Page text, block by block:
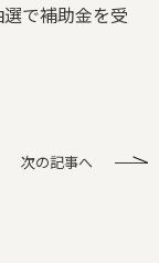
で補助金を受
次の記事へ